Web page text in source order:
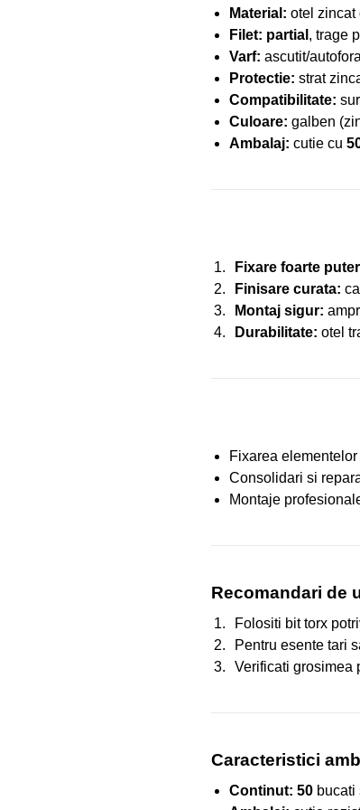
Material: otel zincat
Filet: partial , trage
Varf: ascutit/
Protectie: strat
Compatibilitate:
Culoare: galben
Ambalaj: cutie cu
Fixare foarte
Finisare curata:
Montaj sigur:
Durabilitate: otel
Fixarea
Consolidari si
Montaje
Recomandari de
Folositi bit torx
Pentru esente tari
Verificati grosimea
Caracteristici
Continut: 50bucati